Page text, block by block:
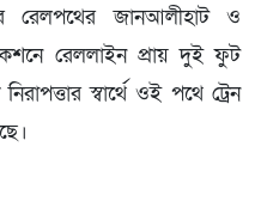
রেলপথের জানআলীহাট ও
রেললাইন প্রায় দুই ফুট
স্বার্থে ওই পথে ট্রেন